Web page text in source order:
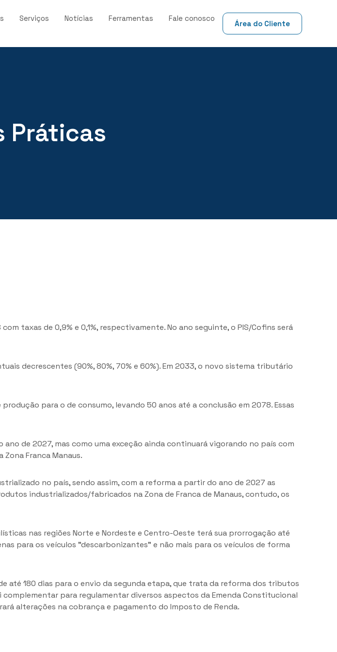
Serviços Notícias Ferramentas Fale conosco
Área do Cliente
Práticas
taxas de 0,9% e 0,1%, respectivamente. No ano seguinte, o PIS/Cofins será
decrescentes (90%, 80%, 70% e 60%). Em 2033, o novo sistema tributário
para o de consumo, levando 50 anos até a conclusão em 2078. Essas
de 2027, mas como uma exceção ainda continuará vigorando no país com
Franca Manaus.
no país, sendo assim, com a reforma a partir do ano de 2027 as
industrializados/fabricados na Zona de Franca de Manaus, contudo, os
nas regiões Norte e Nordeste e Centro-Oeste terá sua prorrogação até
para os veículos "descarbonizantes" e não mais para os veículos de forma
até 180 dias para o envio da segunda etapa, que trata da reforma dos tributos
para regulamentar diversos aspectos da Emenda Constitucional
alterações na cobrança e pagamento do Imposto de Renda.